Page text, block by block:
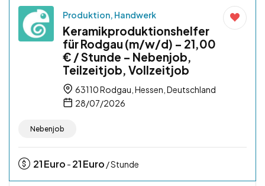
Produktion, Handwerk
Keramikproduktionshelfer
für Rodgau (m/w/d) – 21,00
€ / Stunde – Nebenjob,
Teilzeitjob, Vollzeitjob
63110 Rodgau, Hessen, Deutschland
28/07/2026
Nebenjob
21Euro - 21Euro / Stunde